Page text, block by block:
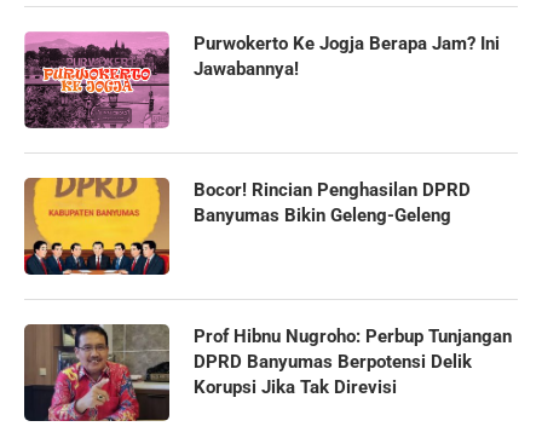
Purwokerto Ke Jogja Berapa Jam? Ini
Jawabannya!
Bocor! Rincian Penghasilan DPRD
Banyumas Bikin Geleng-Geleng
Prof Hibnu Nugroho: Perbup Tunjangan
DPRD Banyumas Berpotensi Delik
Korupsi Jika Tak Direvisi